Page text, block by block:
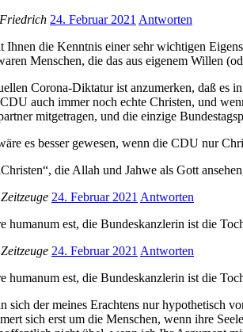
24. Februar 2021 Antworten
Ihnen die Kenntnis einer sehr wichtigen
Menschen, die das aus eigenem Willen
Corona-Diktatur ist anzumerken, daß es
auch immer noch echte Christen, und
mitgetragen, und die einzige
es besser gewesen, wenn die CDU nur
die Allah und Jahwe als Gott
24. Februar 2021 Antworten
humanum est, die Bundeskanzlerin ist die
24. Februar 2021 Antworten
humanum est, die Bundeskanzlerin ist die
sich der meines Erachtens nur hypothetisch
sich erst um die Menschen, wenn ihre